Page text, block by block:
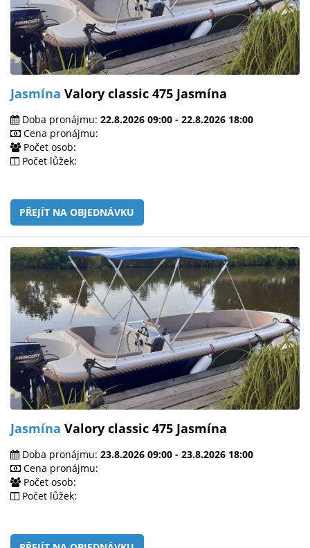
Jasmína Valory classic 475 Jasmína
Doba pronájmu: 22.8.2026 09:00 - 22.8.2026 18:00
Cena pronájmu:
Počet osob:
Počet lůžek:
PŘEJÍT NA OBJEDNÁVKU
Jasmína Valory classic 475 Jasmína
Doba pronájmu: 23.8.2026 09:00 - 23.8.2026 18:00
Cena pronájmu:
Počet osob:
Počet lůžek: